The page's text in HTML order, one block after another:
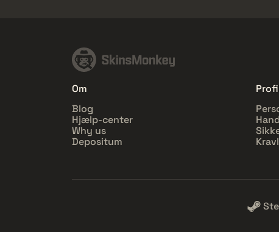
Om
Blog
Hjælp-center
Why us
Depositum